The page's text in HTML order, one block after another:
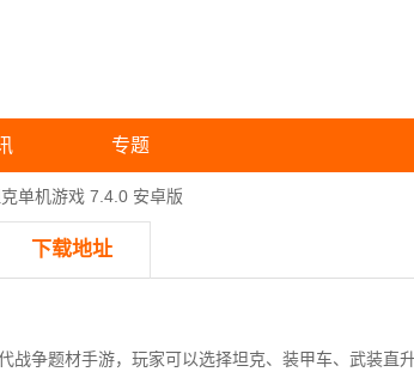
专题
单机游戏 7.4.0 安卓版
下载地址
战争题材手游，玩家可以选择坦克、装甲车、武装直升